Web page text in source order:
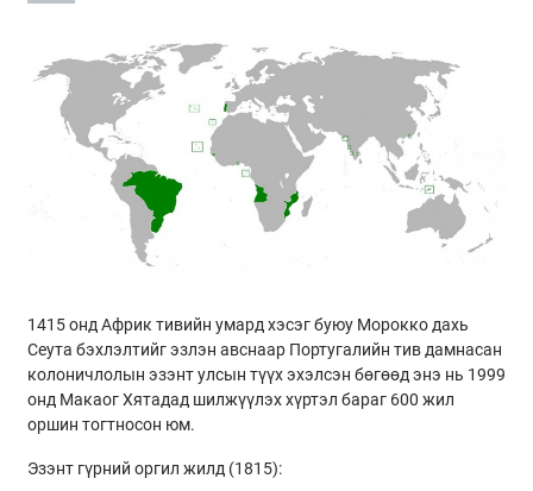
1415 онд Африк тивийн умард хэсэг буюу Морокко дахь
Сеута бэхлэлтийг эзлэн авснаар Португалийн тив дамнасан
колоничлолын эзэнт улсын түүх эхэлсэн бөгөөд энэ нь 1999
онд Макаог Хятадад шилжүүлэх хүртэл бараг 600 жил
оршин тогтносон юм.
Эзэнт гүрний оргил жилд (1815):